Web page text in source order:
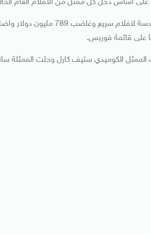
على اساس دخل كل ممثل من الافلام العام
الممثل الكوميدي ستيف كارل وحلت الممثلة